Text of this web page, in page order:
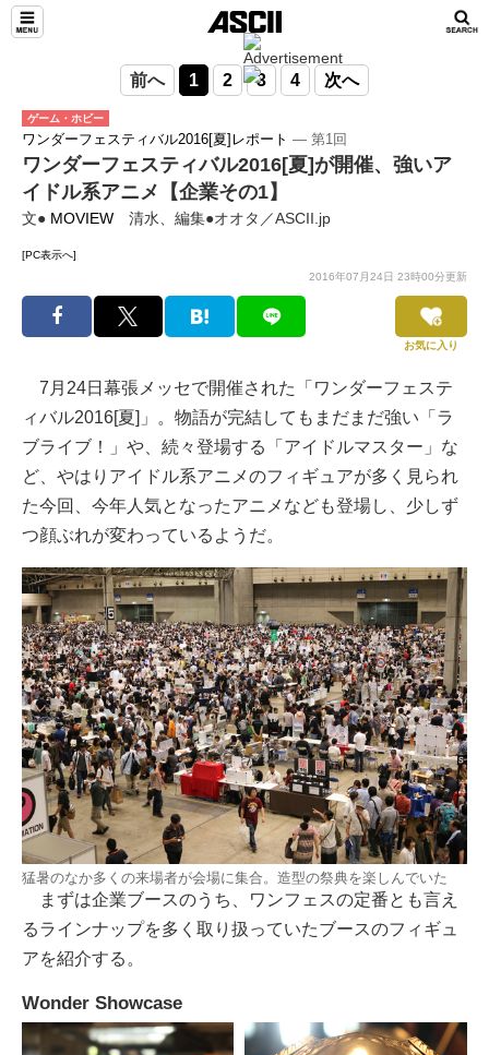
前へ 1 2 3 4 次へ
ゲーム・ホビー
ワンダーフェスティバル2016[夏]レポート ― 第1回
ワンダーフェスティバル2016[夏]が開催、強いア
イドル系アニメ【企業その1】
文● MOVIEW 清水、編集●オオタ／ASCII.jp
[PC表示へ]
2016年07月24日 23時00分更新
お気に入り
7月24日幕張メッセで開催された「ワンダーフェステ
ィバル2016[夏]」。物語が完結してもまだまだ強い「ラ
ブライブ！」や、続々登場する「アイドルマスター」な
ど、やはりアイドル系アニメのフィギュアが多く見られ
た今回、今年人気となったアニメなども登場し、少しず
つ顔ぶれが変わっているようだ。
猛暑のなか多くの来場者が会場に集合。造型の祭典を楽しんでいた
まずは企業ブースのうち、ワンフェスの定番とも言え
るラインナップを多く取り扱っていたブースのフィギュ
アを紹介する。
Wonder Showcase